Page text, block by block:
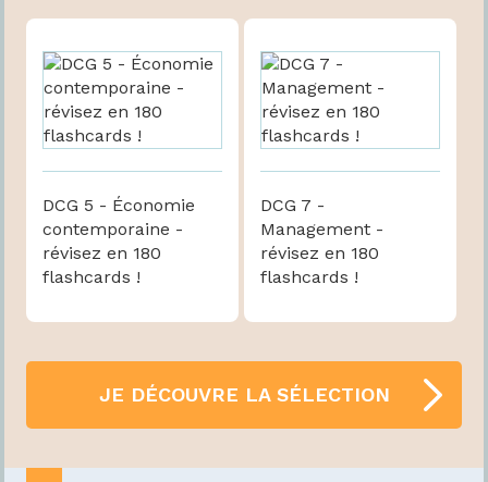
DCG 5 - Économie
contemporaine -
révisez en 180
flashcards !
DCG 7 -
Management -
révisez en 180
flashcards !
JE DÉCOUVRE LA SÉLECTION